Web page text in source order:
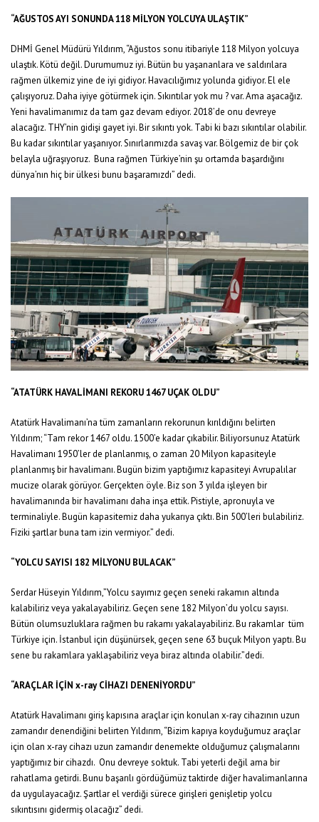
“AĞUSTOS AYI SONUNDA 118 MİLYON YOLCUYA ULAŞTIK”
DHMİ Genel Müdürü Yıldırım, “Ağustos sonu itibariyle 118 Milyon yolcuya
ulaştık. Kötü değil. Durumumuz iyi. Bütün bu yaşananlara ve saldırılara
rağmen ülkemiz yine de iyi gidiyor. Havacılığımız yolunda gidiyor. El ele
çalışıyoruz. Daha iyiye götürmek için. Sıkıntılar yok mu ? var. Ama aşacağız.
Yeni havalimanımız da tam gaz devam ediyor. 2018’de onu devreye
alacağız. THY’nin gidişi gayet iyi. Bir sıkıntı yok. Tabi ki bazı sıkıntılar olabilir.
Bu kadar sıkıntılar yaşanıyor. Sınırlarımızda savaş var. Bölgemiz de bir çok
belayla uğraşıyoruz. Buna rağmen Türkiye’nin şu ortamda başardığını
dünya’nın hiç bir ülkesi bunu başaramızdı” dedi.
“ATATÜRK HAVALİMANI REKORU 1467 UÇAK OLDU”
Atatürk Havalimanı’na tüm zamanların rekorunun kırıldığını belirten
Yıldırım; “Tam rekor 1467 oldu. 1500’e kadar çıkabilir. Biliyorsunuz Atatürk
Havalimanı 1950’ler de planlanmış, o zaman 20 Milyon kapasiteyle
planlanmış bir havalimanı. Bugün bizim yaptığımız kapasiteyi Avrupalılar
mucize olarak görüyor. Gerçekten öyle. Biz son 3 yılda işleyen bir
havalimanında bir havalimanı daha inşa ettik. Pistiyle, apronuyla ve
terminaliyle. Bugün kapasitemiz daha yukarıya çıktı. Bin 500’leri bulabiliriz.
Fiziki şartlar buna tam izin vermiyor.” dedi.
“YOLCU SAYISI 182 MİLYONU BULACAK”
Serdar Hüseyin Yıldırım,”Yolcu sayımız geçen seneki rakamın altında
kalabiliriz veya yakalayabiliriz. Geçen sene 182 Milyon’du yolcu sayısı.
Bütün olumsuzluklara rağmen bu rakamı yakalayabiliriz. Bu rakamlar tüm
Türkiye için. İstanbul için düşünürsek, geçen sene 63 buçuk Milyon yaptı. Bu
sene bu rakamlara yaklaşabiliriz veya biraz altında olabilir.”dedi.
“ARAÇLAR İÇİN x-ray CİHAZI DENENİYORDU”
Atatürk Havalimanı giriş kapısına araçlar için konulan x-ray cihazının uzun
zamandır denendiğini belirten Yıldırım, “Bizim kapıya koyduğumuz araçlar
için olan x-ray cihazı uzun zamandır denemekte olduğumuz çalışmalarını
yaptığımız bir cihazdı. Onu devreye soktuk. Tabi yeterli değil ama bir
rahatlama getirdi. Bunu başarılı gördüğümüz taktirde diğer havalimanlarına
da uygulayacağız. Şartlar el verdiği sürece girişleri genişletip yolcu
sıkıntısını gidermiş olacağız” dedi.